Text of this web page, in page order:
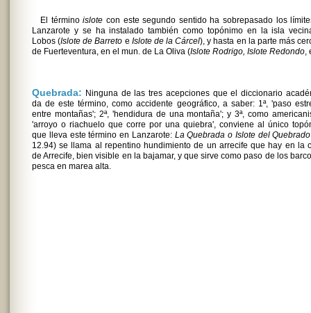
El términoislote con este segundo sentido ha sobrepasado los
Lanzarote y se ha instalado también como topónimo en la isla
Lobos (Islote de Barreto e Islote de la Cárcel), y hasta en la parte más
de Fuerteventura, en el mun. de La Oliva (Islote Rodrigo, Islote Redondo,
Quebrada: Ninguna de las tres acepciones que el diccionario
da de este término, como accidente geográfico, a saber: 1ª, 'paso
entre montañas'; 2ª, 'hendidura de una montaña'; y 3ª, como
'arroyo o riachuelo que corre por una quiebra', conviene al único
que lleva este término en Lanzarote: La Quebrada o Islote del Quebrado
12.94) se llama al repentino hundimiento de un arrecife que hay en la
de Arrecife, bien visible en la bajamar, y que sirve como paso de los
pesca en marea alta.